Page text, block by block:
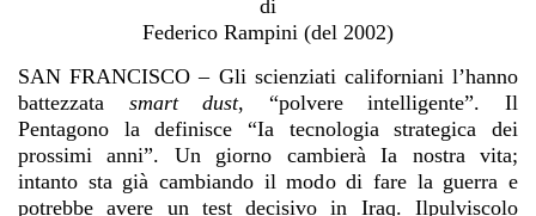
di
Federico Rampini (del 2002)
SAN FRANCISCO – Gli scienziati californiani l’hanno
battezzata smart dust, “polvere intelligente”. Il
Pentagono la definisce “Ia tecnologia strategica dei
prossimi anni”. Un giorno cambierà Ia nostra vita;
intanto sta già cambiando il modo di fare la guerra e
potrebbe avere un test decisivo in Iraq. Ilpulviscolo